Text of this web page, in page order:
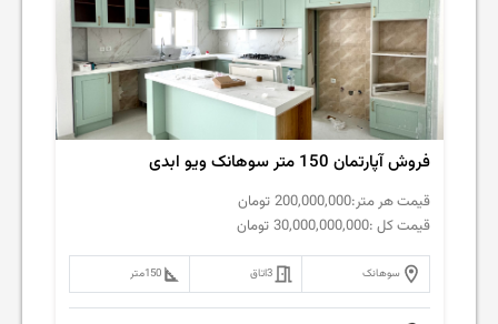
فروش آپارتمان 150 متر سوهانک ویو ابدی
قیمت هر متر:200,000,000 تومان
قیمت کل :30,000,000,000 تومان
سوهانک 3اتاق 150متر